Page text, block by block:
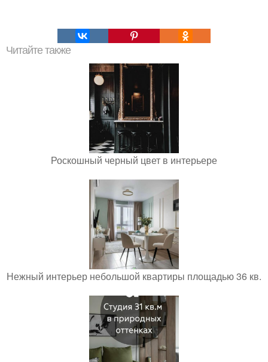
Читайте также
Роскошный черный цвет в интерьере
Нежный интерьер небольшой квартиры площадью 36 кв.